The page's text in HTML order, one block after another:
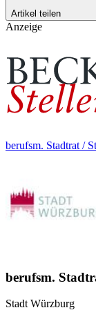
Artikel teilen
Anzeige
berufsm. Stadtrat /
berufsm.
Stadt Würzburg